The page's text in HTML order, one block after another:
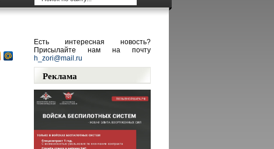
Есть интересная новость?
Присылайте нам на почту
h_zori@mail.ru
Реклама